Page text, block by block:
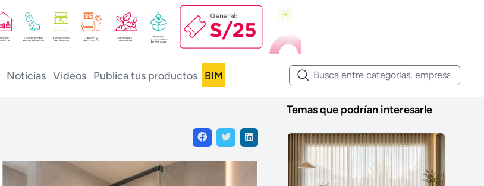
Noticias Videos Publica tus productos BIM
Temas que podrían interesarle